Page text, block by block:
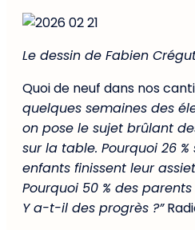
Le dessin de Fabien
Quoi de neuf dans nos
quelques semaines des
on pose le sujet brûlant
sur la table. Pourquoi 26
enfants finissent leur
Pourquoi 50 % des
Y a-t-il des progrès ?”